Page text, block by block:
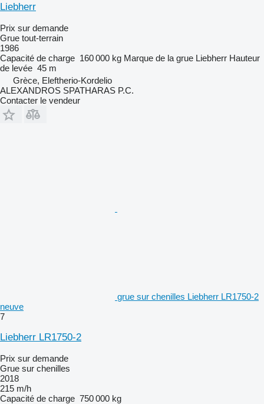
Liebherr
Prix sur demande
Grue tout-terrain
1986
Capacité de charge 160 000 kg Marque de la grue Liebherr Hauteur
de levée 45 m
Grèce, Eleftherio-Kordelio
ALEXANDROS SPATHARAS P.C.
Contacter le vendeur
grue sur chenilles Liebherr LR1750-2
neuve
7
Liebherr LR1750-2
Prix sur demande
Grue sur chenilles
2018
215 m/h
Capacité de charge 750 000 kg